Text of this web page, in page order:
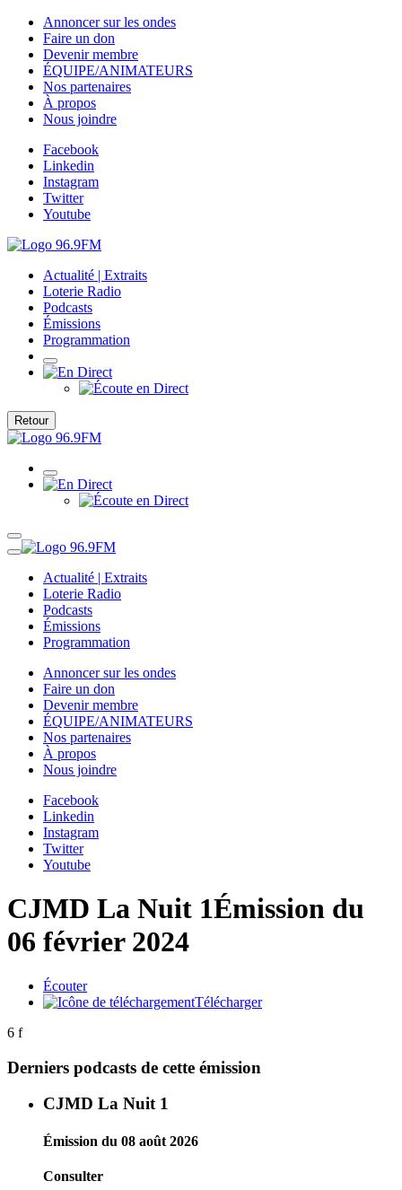
Annoncer sur les ondes
Faire un don
Devenir membre
ÉQUIPE/ANIMATEURS
Nos partenaires
À propos
Nous joindre
Facebook
Linkedin
Instagram
Twitter
Youtube
Actualité | Extraits
Loterie Radio
Podcasts
Émissions
Programmation
Retour
Actualité | Extraits
Loterie Radio
Podcasts
Émissions
Programmation
Annoncer sur les ondes
Faire un don
Devenir membre
ÉQUIPE/ANIMATEURS
Nos partenaires
À propos
Nous joindre
Facebook
Linkedin
Instagram
Twitter
Youtube
CJMD La Nuit 1Émission du
06 février 2024
Écouter
Télécharger
6 f
Derniers podcasts de cette émission
CJMD La Nuit 1
Émission du 08 août 2026
Consulter